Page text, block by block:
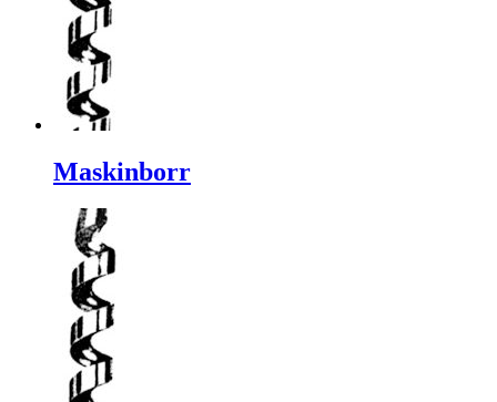
Maskinborr